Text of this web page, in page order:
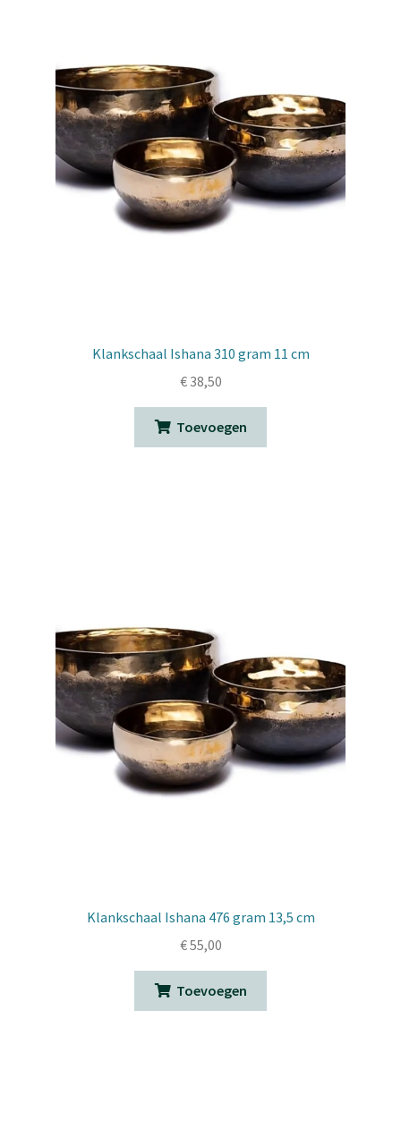
Klankschaal Ishana 310 gram 11 cm
€38,50
Toevoegen
Klankschaal Ishana 476 gram 13,5 cm
€55,00
Toevoegen